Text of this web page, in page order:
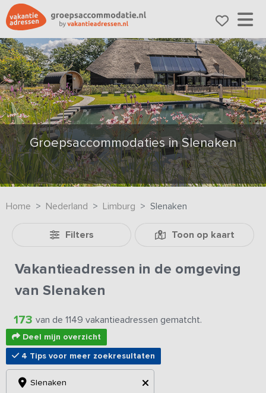
Groepsaccommodaties in Slenaken
Home Nederland Limburg Slenaken
Filters Toon op kaart
Vakantieadressen in de omgeving
van Slenaken
173 van de 1149 vakantieadressen gematcht.
Deel mijn overzicht
4 Tips voor meer zoekresultaten
Slenaken